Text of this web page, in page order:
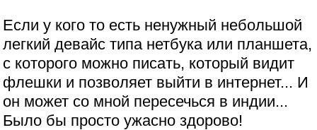
Если у кого то есть ненужный небольшой
легкий девайс типа нетбука или планшета,
с которого можно писать, который видит
флешки и позволяет выйти в интернет... И
он может со мной пересечься в индии...
Было бы просто ужасно здорово!